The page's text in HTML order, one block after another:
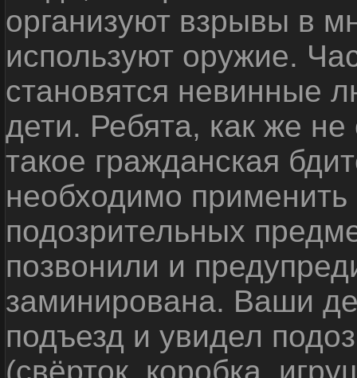
организуют взрывы в
используют оружие.
становятся невинные
дети. Ребята, как же не
такое гражданская
необходимо
подозрительных
позвонили и
заминирована. Ваши
подъезд и увидел